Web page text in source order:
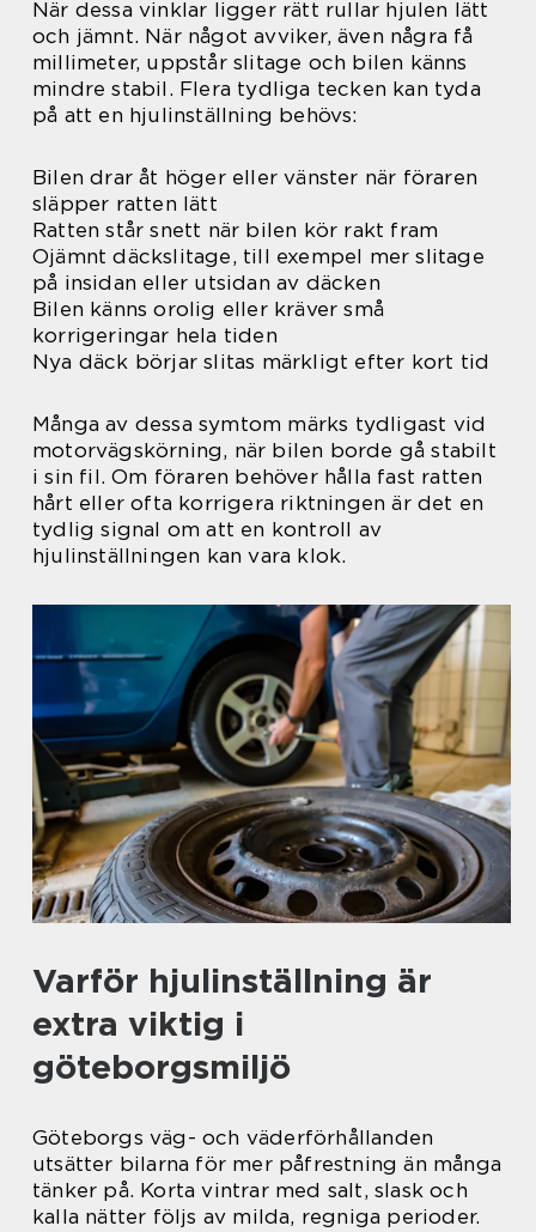
När dessa vinklar ligger rätt rullar hjulen lätt
och jämnt. När något avviker, även några få
millimeter, uppstår slitage och bilen känns
mindre stabil. Flera tydliga tecken kan tyda
på att en hjulinställning behövs:
Bilen drar åt höger eller vänster när föraren
släpper ratten lätt
Ratten står snett när bilen kör rakt fram
Ojämnt däckslitage, till exempel mer slitage
på insidan eller utsidan av däcken
Bilen känns orolig eller kräver små
korrigeringar hela tiden
Nya däck börjar slitas märkligt efter kort tid
Många av dessa symtom märks tydligast vid
motorvägskörning, när bilen borde gå stabilt
i sin fil. Om föraren behöver hålla fast ratten
hårt eller ofta korrigera riktningen är det en
tydlig signal om att en kontroll av
hjulinställningen kan vara klok.
Varför hjulinställning är
extra viktig i
göteborgsmiljö
Göteborgs väg- och väderförhållanden
utsätter bilarna för mer påfrestning än många
tänker på. Korta vintrar med salt, slask och
kalla nätter följs av milda, regniga perioder.